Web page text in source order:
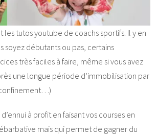
les tutos youtube de coachs sportifs. Il y en
soyez débutants ou pas, certains
très faciles à faire, même si vous avez
une longue période d’immobilisation par
à profit en faisant vos courses en
mais qui permet de gagner du